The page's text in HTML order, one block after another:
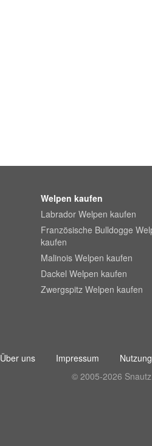
Welpen kaufen
Labrador Welpen kaufen
Französische Bulldogge
kaufen
Malinois Welpen kaufen
Dackel Welpen kaufen
Zwergspitz Welpen kaufen
Über uns Impressum
© 2005-2026